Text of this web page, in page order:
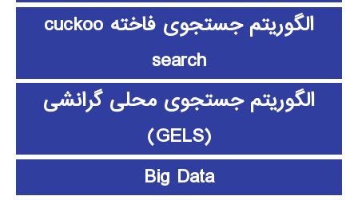
الگوریتم جستجوی فاخته cuckoo
search
الگوریتم جستجوی محلی گرانشی
(GELS)
Big Data